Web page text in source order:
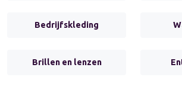
Bedrijfskleding
Brillen en lenzen